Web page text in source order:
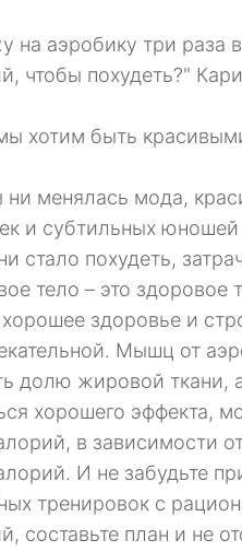
на аэробику три раза
чтобы похудеть?"
хотим быть
ни менялась мода,
и субтильных
стало похудеть,
тело – это
здоровье и
Мышц от
долю жировой ткани,
хорошего эффекта,
в зависимости
И не забудьте
тренировок с
составьте план и не